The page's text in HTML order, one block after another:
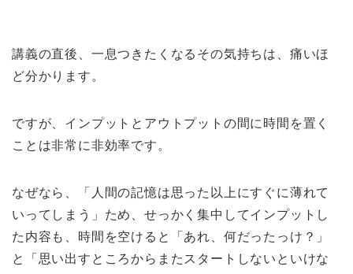
講義の直後、一息つきたくなるその気持ちは、痛いほ
ど分かります。
ですが、インプットとアウトプットの間に時間を置く
ことは非常に非効率です。
なぜなら、「人間の記憶は思った以上にすぐに薄れて
いってしまう」ため、せっかく集中してインプットし
た内容も、時間を空けると「あれ、何だったっけ？」
と「思い出すところからまたスタートしないといけな